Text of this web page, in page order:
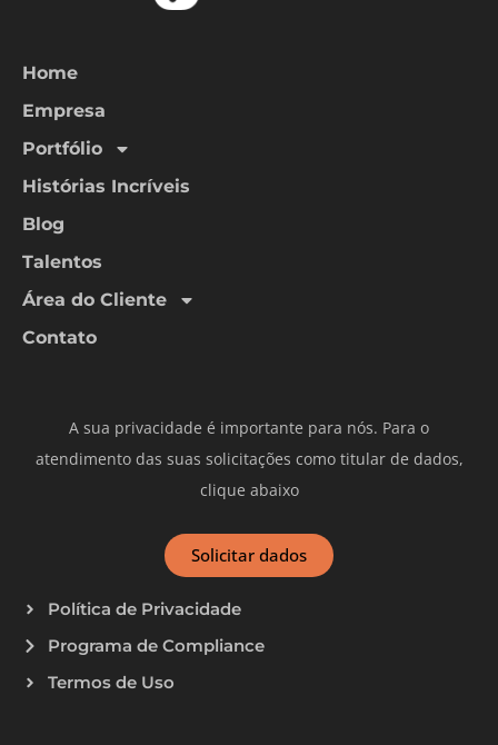
Home
Empresa
Portfólio
Histórias Incríveis
Blog
Talentos
Área do Cliente
Contato
A sua privacidade é importante para nós. Para o
atendimento das suas solicitações como titular de dados,
clique abaixo
Solicitar dados
Política de Privacidade
Programa de Compliance
Termos de Uso